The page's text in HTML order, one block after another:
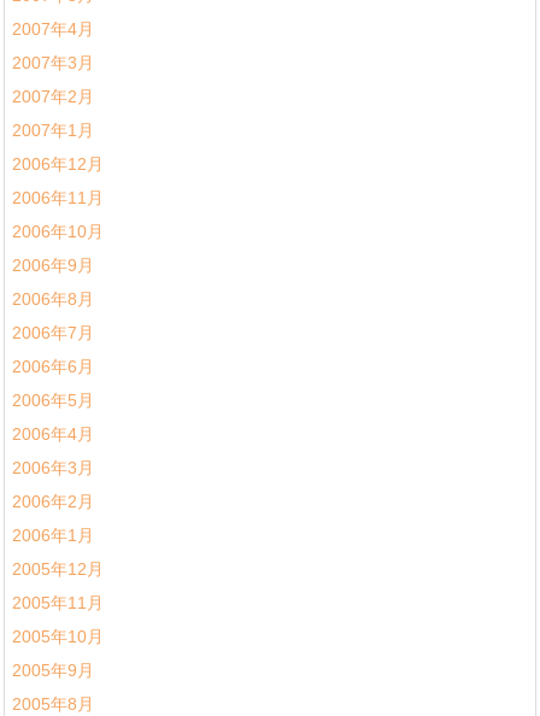
2007年4月
2007年3月
2007年2月
2007年1月
2006年12月
2006年11月
2006年10月
2006年9月
2006年8月
2006年7月
2006年6月
2006年5月
2006年4月
2006年3月
2006年2月
2006年1月
2005年12月
2005年11月
2005年10月
2005年9月
2005年8月